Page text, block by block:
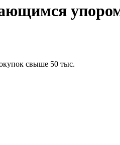
свыше 50 тыс.